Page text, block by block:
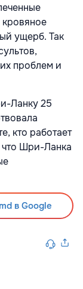
кровяное
ущерб. Так
проблем и
Ланку 25
кто работает
что Шри-Ланка
в Google